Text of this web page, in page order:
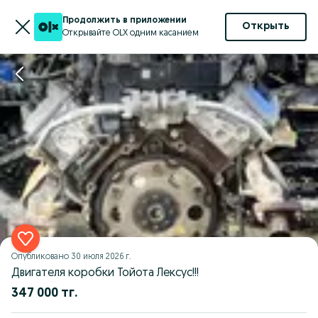
Продолжить в приложении
Открывайте OLX одним касанием
Открыть
Опубликовано 30 июля 2026 г.
Двигателя коробки Тойота Лексус!!!
347 000 тг.